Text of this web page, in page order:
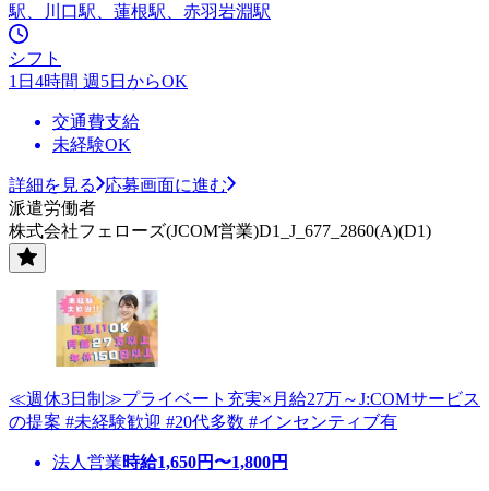
駅、川口駅、蓮根駅、赤羽岩淵駅
シフト
1日4時間 週5日からOK
交通費支給
未経験OK
詳細を見る
応募画面に進む
派遣労働者
株式会社フェローズ(JCOM営業)D1_J_677_2860(A)(D1)
≪週休3日制≫プライベート充実×月給27万～J:COMサービス
の提案 #未経験歓迎 #20代多数 #インセンティブ有
法人営業時給1,650円〜1,800円